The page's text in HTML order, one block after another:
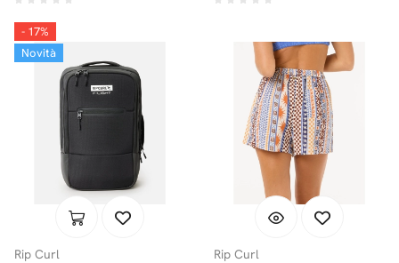
- 17%
Novità
Rip Curl Rip Curl